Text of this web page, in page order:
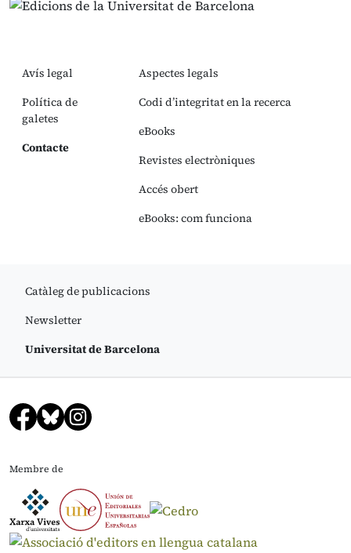
Avís legal
Política de
galetes
Contacte
Aspectes legals
Codi d’integritat en la recerca
eBooks
Revistes electròniques
Accés obert
eBooks: com funciona
Catàleg de publicacions
Newsletter
Universitat de Barcelona
Membre de